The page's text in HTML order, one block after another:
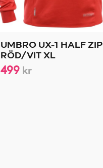
UMBRO UX-1 HALF ZIP
RÖD/VIT XL
499 kr